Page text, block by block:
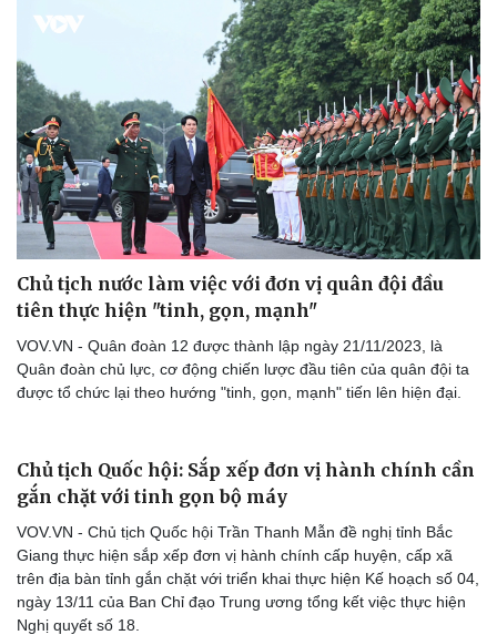
Tư vấn
Săn Tour
check-in
Podcast
Câu chuyện thời sự
Đọc truyện đêm khuya
Cửa sổ tình yêu
Chủ tịch nước làm việc với đơn vị quân đội đầu
tiên thực hiện "tinh, gọn, mạnh"
VOV.VN - Quân đoàn 12 được thành lập ngày 21/11/2023, là
Quân đoàn chủ lực, cơ động chiến lược đầu tiên của quân đội ta
được tổ chức lại theo hướng "tinh, gọn, mạnh" tiến lên hiện đại.